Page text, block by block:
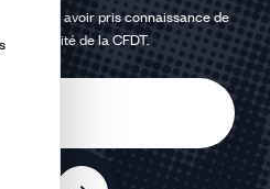
j'affirme avoir pris connaissance de
de la CFDT.